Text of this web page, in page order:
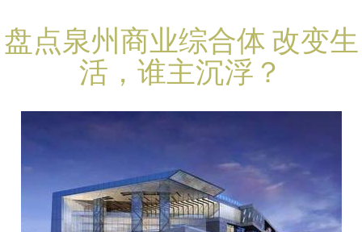
盘点泉州商业综合体 改变生
活，谁主沉浮？